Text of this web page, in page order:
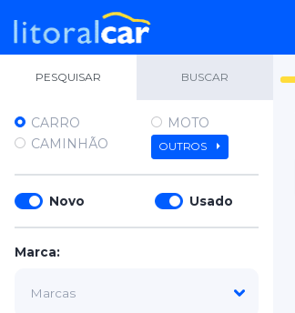
PESQUISAR BUSCAR
CARRO
MOTO
CAMINHÃO
OUTROS
Novo Usado
Marca: